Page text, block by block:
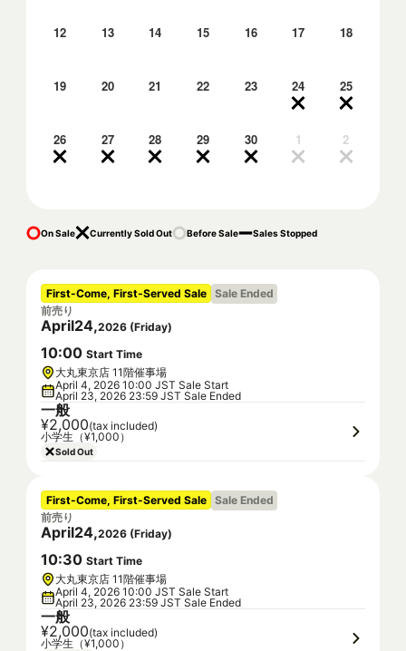
12 13 14 15 16 17 18
19 20 21 22 23 24 25
26 27 28 29 30 1 2
On Sale Currently Sold Out Before Sale Sales Stopped
First-Come, First-Served Sale Sale Ended
前売り
April24,2026 (Friday)
10:00 Start Time
大丸東京店 11階催事場
April 4, 2026 10:00 JST Sale Start
April 23, 2026 23:59 JST Sale Ended
一般
¥2,000(tax included)
小学生（¥1,000）
Sold Out
First-Come, First-Served Sale Sale Ended
前売り
April24,2026 (Friday)
10:30 Start Time
大丸東京店 11階催事場
April 4, 2026 10:00 JST Sale Start
April 23, 2026 23:59 JST Sale Ended
一般
¥2,000(tax included)
小学生（¥1,000）